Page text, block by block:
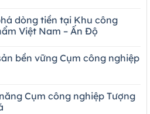
dòng tiền tại Khu công
Việt Nam – Ấn Độ
bền vững Cụm công nghiệp
Cụm công nghiệp Tượng